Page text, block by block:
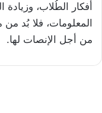
أفكار الطُلاب،
المعلومات، فلا بُد
من أجل الإنصات لها.